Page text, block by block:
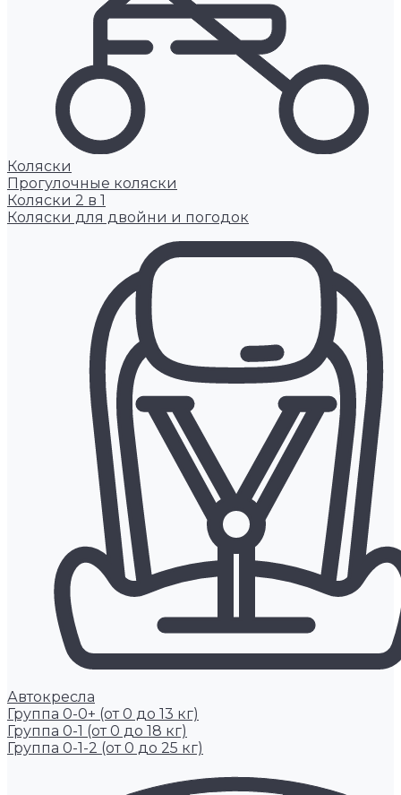
Коляски
Прогулочные коляски
Коляски 2 в 1
Коляски для двойни и погодок
Автокресла
Группа 0-0+ (от 0 до 13 кг)
Группа 0-1 (от 0 до 18 кг)
Группа 0-1-2 (от 0 до 25 кг)